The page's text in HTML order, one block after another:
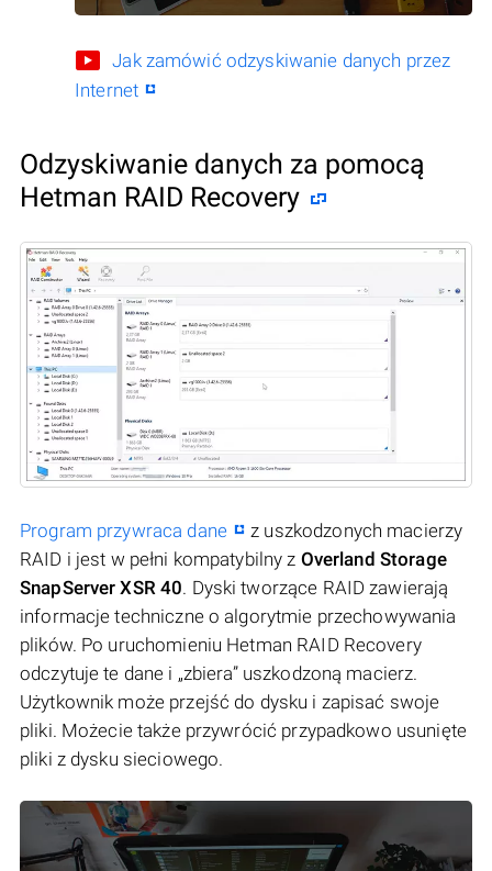
Jak zamówić odzyskiwanie danych przez
Internet
Odzyskiwanie danych za pomocą
Hetman RAID Recovery
Program przywraca dane
z uszkodzonych macierzy
RAID i jest w pełni kompatybilny z Overland Storage
SnapServer XSR 40. Dyski tworzące RAID zawierają
informacje techniczne o algorytmie przechowywania
plików. Po uruchomieniu Hetman RAID Recovery
odczytuje te dane i „zbiera” uszkodzoną macierz.
Użytkownik może przejść do dysku i zapisać swoje
pliki. Możecie także przywrócić przypadkowo usunięte
pliki z dysku sieciowego.